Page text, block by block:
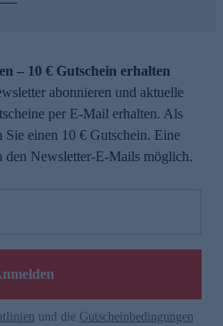
– 10 € Gutschein erhalten
abonnieren und aktuelle
per E-Mail erhalten. Als
Sie einen 10 € Gutschein. Eine
den Newsletter-E-Mails möglich.
und die Gutscheinbedingungen